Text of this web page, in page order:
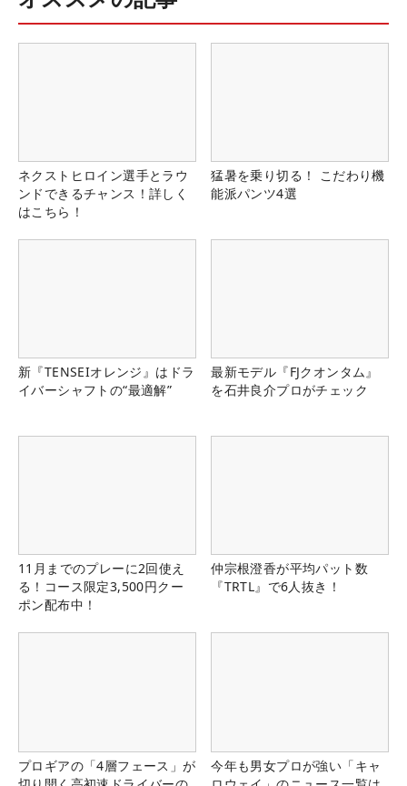
ネクストヒロイン選手とラウ
ンドできるチャンス！詳しく
はこちら！
猛暑を乗り切る！ こだわり機
能派パンツ4選
新『TENSEIオレンジ』はドラ
イバーシャフトの“最適解”
最新モデル『FJクオンタム』
を石井良介プロがチェック
11月までのプレーに2回使え
る！コース限定3,500円クー
ポン配布中！
仲宗根澄香が平均パット数
『TRTL』で6人抜き！
プロギアの「4層フェース」が
今年も男女プロが強い「キャ